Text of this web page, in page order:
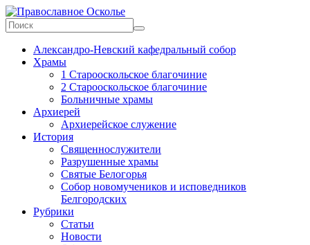
Skip
to
content
Православное
Осколье
Информационный
митрополичий
Александро-Невский кафедральный собор
Храмы
1 Старооскольское благочиние
2 Старооскольское благочиние
Больничные храмы
Архиерей
Архиерейское служение
История
Священнослужители
Разрушенные храмы
Святые Белогорья
Собор новомучеников и исповедников
Белгородских
Рубрики
Статьи
Новости